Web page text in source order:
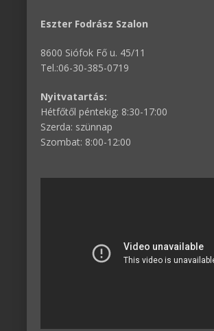
Eszter Fodrász Szalon
8600 Siófok Fő u. 45/11
Tel.:06-30-385-0719
Nyitvatartás:
Hétfőtől péntekig: 8:30-17:00
Szerda: szünnap
Szombat: 8:00-12:00